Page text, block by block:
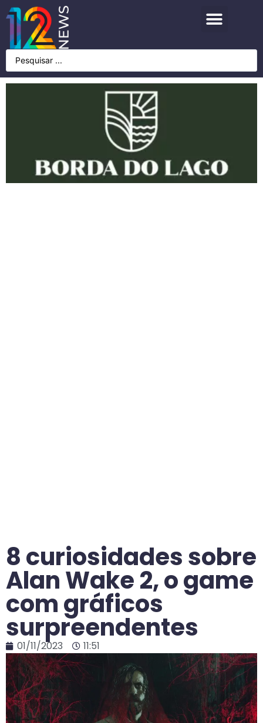
8 curiosidades sobre
Alan Wake 2, o game
com gráficos
surpreendentes
01/11/2023 11:51